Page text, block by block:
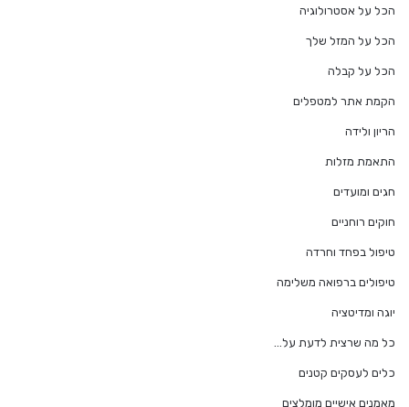
הכל על אסטרולוגיה
הכל על המזל שלך
הכל על קבלה
הקמת אתר למטפלים
הריון ולידה
התאמת מזלות
חגים ומועדים
חוקים רוחניים
טיפול בפחד וחרדה
טיפולים ברפואה משלימה
יוגה ומדיטציה
כל מה שרצית לדעת על…
כלים לעסקים קטנים
מאמנים אישיים מומלצים